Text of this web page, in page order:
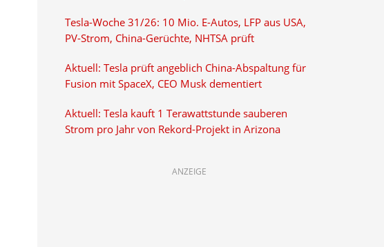
Tesla-Woche 31/26: 10 Mio. E-Autos, LFP aus USA,
PV-Strom, China-Gerüchte, NHTSA prüft
Aktuell: Tesla prüft angeblich China-Abspaltung für
Fusion mit SpaceX, CEO Musk dementiert
Aktuell: Tesla kauft 1 Terawattstunde sauberen
Strom pro Jahr von Rekord-Projekt in Arizona
ANZEIGE